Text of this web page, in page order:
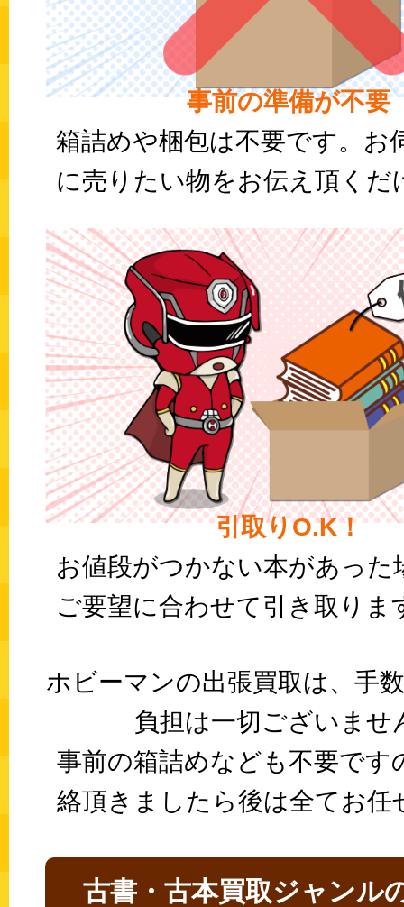
事前の準備が不要
箱詰めや梱包は不要です。お
に売りたい物をお伝え頂くだ
引取りO.K！
お値段がつかない本があった
ご要望に合わせて引き取りま
ホビーマンの出張買取は、手
負担は一切ございませ
事前の箱詰めなども不要です
絡頂きましたら後は全てお任
古書・古本買取ジャンル